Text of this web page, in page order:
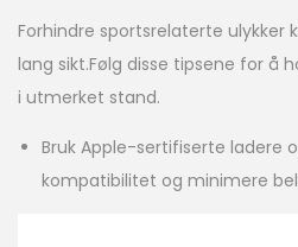
Forhindre sportsrelaterte ulykker
lang sikt.Følg disse tipsene for å
i utmerket stand.
Bruk Apple-sertifiserte ladere
kompatibilitet og minimere